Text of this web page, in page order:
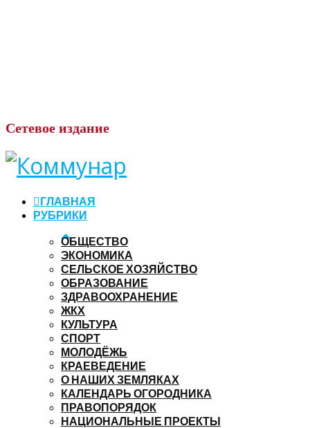
Сетевое издание
ГЛАВНАЯ
РУБРИКИ
ОБЩЕСТВО
ЭКОНОМИКА
СЕЛЬСКОЕ ХОЗЯЙСТВО
ОБРАЗОВАНИЕ
ЗДРАВООХРАНЕНИЕ
ЖКХ
КУЛЬТУРА
СПОРТ
МОЛОДЁЖЬ
КРАЕВЕДЕНИЕ
О НАШИХ ЗЕМЛЯКАХ
КАЛЕНДАРЬ ОГОРОДНИКА
ПРАВОПОРЯДОК
НАЦИОНАЛЬНЫЕ ПРОЕКТЫ